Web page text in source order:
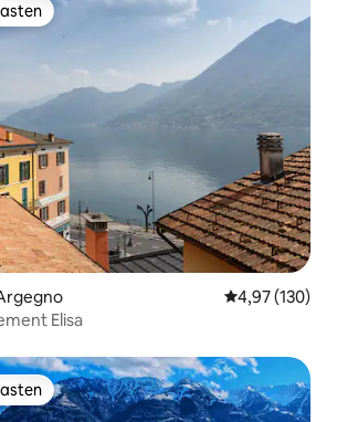
Gemiddelde
4,97 (130)
Elisa